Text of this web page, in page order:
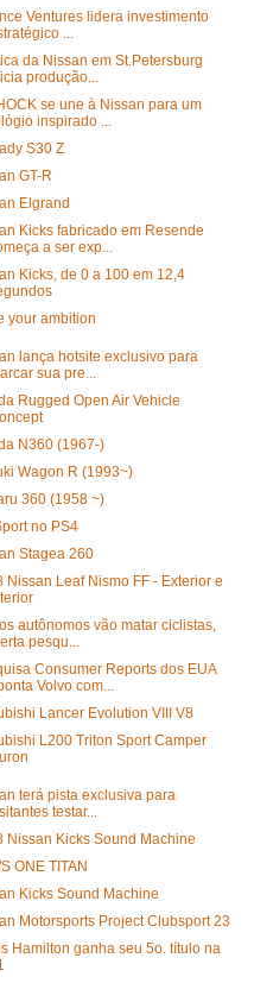
Ventures lidera investimento
...
da Nissan em St.Petersburg
produção...
se une à Nissan para um
inspirado ...
S30 Z
GT-R
Elgrand
Kicks fabricado em Resende
a ser exp...
Kicks, de 0 a 100 em 12,4
your ambition
lança hotsite exclusivo para
sua pre...
Rugged Open Air Vehicle
N360 (1967-)
Wagon R (1993~)
360 (1958 ~)
no PS4
Stagea 260
Nissan Leaf Nismo FF - Exterior e
autônomos vão matar ciclistas,
pesqu...
Consumer Reports dos EUA
Volvo com...
Lancer Evolution VIII V8
L200 Triton Sport Camper
terá pista exclusiva para
testar...
Nissan Kicks Sound Machine
ONE TITAN
Kicks Sound Machine
Motorsports Project Clubsport 23
Hamilton ganha seu 5o. título na